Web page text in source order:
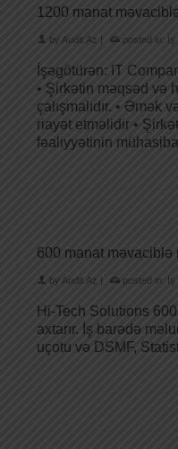
1200 manat
by Audit.Az | posted in: İş
İşəgötürən: IT
• Şirkətin məqsəd və
çalışmalıdır. • Əmək
riayət etməlidir •
fəaliyyətinin
600 manat
by Audit.Az | posted in: İş
Hi-Tech Solutions
axtarır. İş barədə
uçotu və DSMF,